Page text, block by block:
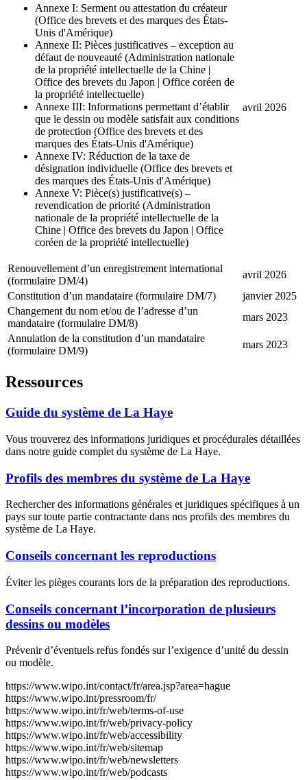
Annexe I: Serment ou attestation du créateur
(Office des brevets et des marques des États-
Unis d'Amérique)
Annexe II: Pièces justificatives – exception au
défaut de nouveauté (Administration nationale
de la propriété intellectuelle de la Chine |
Office des brevets du Japon | Office coréen de
la propriété intellectuelle)
Annexe III: Informations permettant d’établir
que le dessin ou modèle satisfait aux conditions
de protection (Office des brevets et des
marques des États-Unis d'Amérique)
Annexe IV: Réduction de la taxe de
désignation individuelle (Office des brevets et
des marques des États-Unis d'Amérique)
Annexe V: Pièce(s) justificative(s) –
revendication de priorité (Administration
nationale de la propriété intellectuelle de la
Chine | Office des brevets du Japon | Office
coréen de la propriété intellectuelle)
avril 2026
Renouvellement d’un enregistrement international
(formulaire DM/4)
avril 2026
Constitution d’un mandataire (formulaire DM/7)
janvier 2025
Changement du nom et/ou de l’adresse d’un
mandataire (formulaire DM/8)
mars 2023
Annulation de la constitution d’un mandataire
(formulaire DM/9)
mars 2023
Ressources
Guide du système de La Haye
Vous trouverez des informations juridiques et procédurales détaillées
dans notre guide complet du système de La Haye.
Profils des membres du système de La Haye
Rechercher des informations générales et juridiques spécifiques à un
pays sur toute partie contractante dans nos profils des membres du
système de La Haye.
Conseils concernant les reproductions
Éviter les pièges courants lors de la préparation des reproductions.
Conseils concernant l’incorporation de plusieurs
dessins ou modèles
Prévenir d’éventuels refus fondés sur l’exigence d’unité du dessin
ou modèle.
https://www.wipo.int/contact/fr/area.jsp?area=hague
https://www.wipo.int/pressroom/fr/
https://www.wipo.int/fr/web/terms-of-use
https://www.wipo.int/fr/web/privacy-policy
https://www.wipo.int/fr/web/accessibility
https://www.wipo.int/fr/web/sitemap
https://www.wipo.int/fr/web/newsletters
https://www.wipo.int/fr/web/podcasts